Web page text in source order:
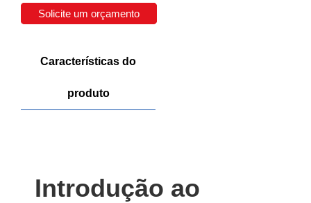
Solicite um orçamento
Características do
produto
Introdução ao